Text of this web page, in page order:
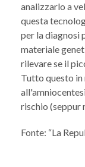
analizzarlo a
questa
per la diagnosi
materiale
rilevare se il
Tutto questo
rischio (seppur
Fonte: “La